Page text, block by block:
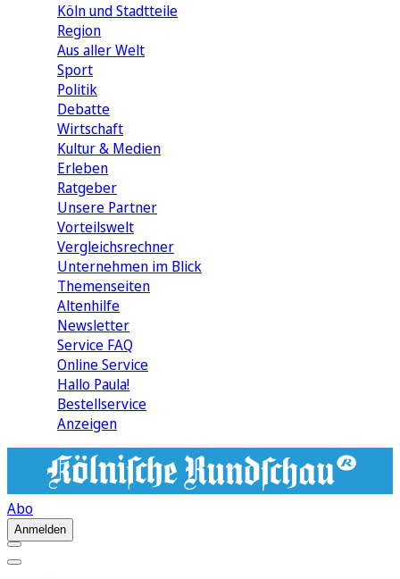
Köln und Stadtteile
Region
Aus aller Welt
Sport
Politik
Debatte
Wirtschaft
Kultur & Medien
Erleben
Ratgeber
Unsere Partner
Vorteilswelt
Vergleichsrechner
Unternehmen im Blick
Themenseiten
Altenhilfe
Newsletter
Service FAQ
Online Service
Hallo Paula!
Bestellservice
Anzeigen
Abo
Anmelden